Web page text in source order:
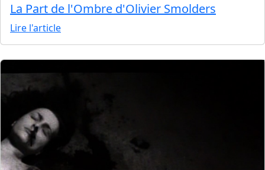
La Part de l'Ombre d'Olivier Smolders
Lire l'article